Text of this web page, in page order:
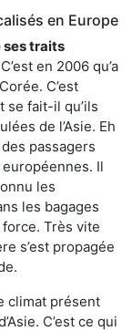
en Europe
ses traits
en 2006 qu’a
C’est
se fait-il qu’ils
de l’Asie. Eh
passagers
Il
les
les bagages
Très vite
s’est propagée
climat présent
C’est ce qui